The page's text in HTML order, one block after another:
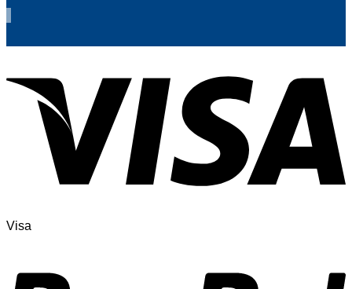
Visa